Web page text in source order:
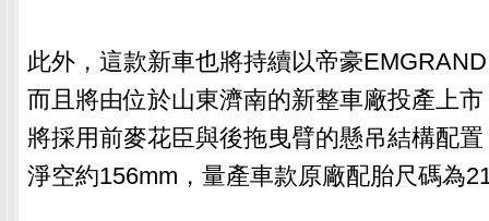
此外，這款新車也將持續以帝豪
而且將由位於山東濟南的新整車廠投產上
將採用前麥花臣與後拖曳臂的懸吊結構配
淨空約156mm，量產車款原廠配胎尺碼為